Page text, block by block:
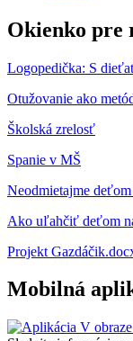
Okienko pre
Logopedička: S
Otužovanie ako
Školská zrelosť
Spanie v MŠ
Neodmietajme
Ako uľahčiť deťom
Projekt
Mobilná